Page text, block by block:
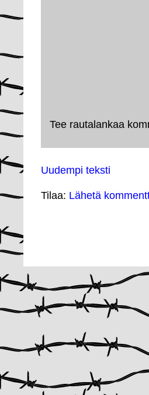
Tee rautalankaa
Uudempi teksti
Tilaa: Lähetä